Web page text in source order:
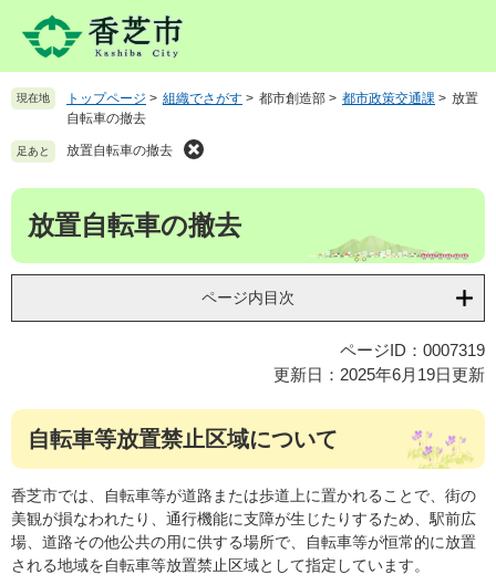
先
。
を
て
へ
現在地 トップページ > 組織でさがす > 都市創造部 > 都市政策交通課 > 放置
自転車の撤去
足あと 放置自転車の撤去
本
放置自転車の撤去
ページ内目次
ページID：0007319
更新日：2025年6月19日更新
自転車等放置禁止区域について
香芝市では、自転車等が道路または歩道上に置かれることで、街の
美観が損なわれたり、通行機能に支障が生じたりするため、駅前広
場、道路その他公共の用に供する場所で、自転車等が恒常的に放置
される地域を自転車等放置禁止区域として指定しています。